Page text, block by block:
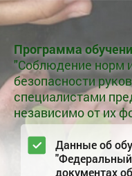
Программа
"Соблюдение норм
безопасности
специалистами
независимо от их
Данные об
"Федеральный
документах